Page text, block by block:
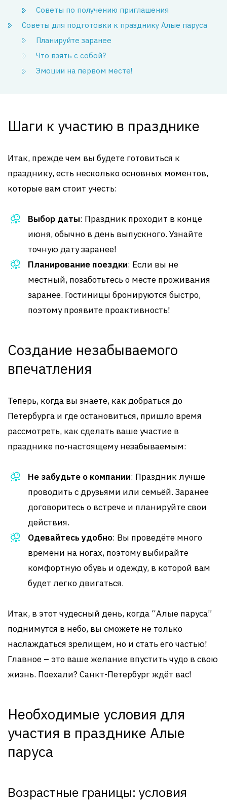
Советы по получению приглашения
Советы для подготовки к празднику Алые паруса
Планируйте заранее
Что взять с собой?
Эмоции на первом месте!
Шаги к участию в празднике
Итак, прежде чем вы будете готовиться к
празднику, есть несколько основных моментов,
которые вам стоит учесть:
Выбор даты: Праздник проходит в конце
июня, обычно в день выпускного. Узнайте
точную дату заранее!
Планирование поездки: Если вы не
местный, позаботьтесь о месте проживания
заранее. Гостиницы бронируются быстро,
поэтому проявите проактивность!
Создание незабываемого
впечатления
Теперь, когда вы знаете, как добраться до
Петербурга и где остановиться, пришло время
рассмотреть, как сделать ваше участие в
празднике по-настоящему незабываемым:
Не забудьте о компании: Праздник лучше
проводить с друзьями или семьёй. Заранее
договоритесь о встрече и планируйте свои
действия.
Одевайтесь удобно: Вы проведёте много
времени на ногах, поэтому выбирайте
комфортную обувь и одежду, в которой вам
будет легко двигаться.
Итак, в этот чудесный день, когда “Алые паруса”
поднимутся в небо, вы сможете не только
наслаждаться зрелищем, но и стать его частью!
Главное – это ваше желание впустить чудо в свою
жизнь. Поехали? Санкт-Петербург ждёт вас!
Необходимые условия для
участия в празднике Алые
паруса
Возрастные границы: условия